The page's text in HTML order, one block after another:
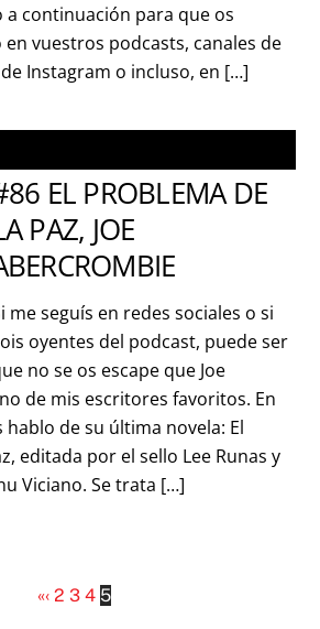
a continuación para que os
vuestros podcasts, canales de
Instagram o incluso, en […]
EL PROBLEMA DE
PAZ, JOE
me seguís en redes sociales o si
oyentes del podcast, puede ser
no se os escape que Joe
de mis escritores favoritos. En
de su última novela: El
editada por el sello Lee Runas y
Viciano. Se trata […]
«‹ 2 3 4 5